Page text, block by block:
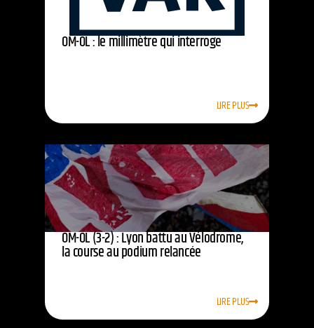
OM-OL : le millimètre qui interroge
LIRE PLUS
OM-OL (3-2) : Lyon battu au Vélodrome,
la course au podium relancée
LIRE PLUS